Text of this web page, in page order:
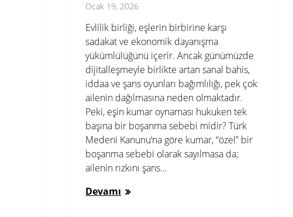
Ocak 19, 2026
Evlilik birliği, eşlerin birbirine karşı
sadakat ve ekonomik dayanışma
yükümlülüğünü içerir. Ancak günümüzde
dijitalleşmeyle birlikte artan sanal bahis,
iddaa ve şans oyunları bağımlılığı, pek çok
ailenin dağılmasına neden olmaktadır.
Peki, eşin kumar oynaması hukuken tek
başına bir boşanma sebebi midir? Türk
Medeni Kanunu‘na göre kumar, “özel” bir
boşanma sebebi olarak sayılmasa da;
ailenin rızkını şans…
Devamı